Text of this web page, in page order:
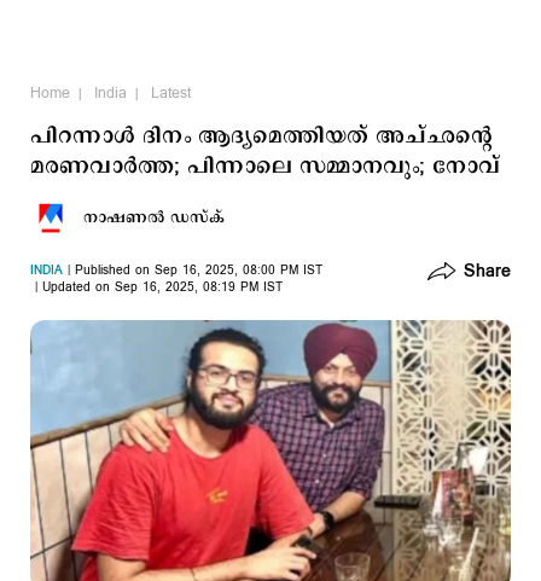
Home India Latest
പിറന്നാള്‍ ദിനം ആദ്യമെത്തിയത് അച്ഛന്‍റെ
മരണവാര്‍ത്ത; പിന്നാലെ സമ്മാനവും; നോവ്
നാഷണല്‍ ഡസ്ക്
INDIA
Published on Sep 16, 2025, 08:00 PM IST
Updated on Sep 16, 2025, 08:19 PM IST
Share